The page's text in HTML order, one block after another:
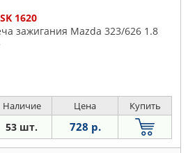
1620
зажигания Mazda 323/626 1.8
Наличие Цена Купить
53 шт. 728 р.